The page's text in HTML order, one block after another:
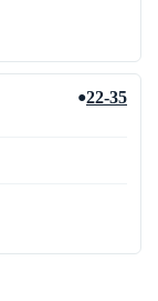
●22-35